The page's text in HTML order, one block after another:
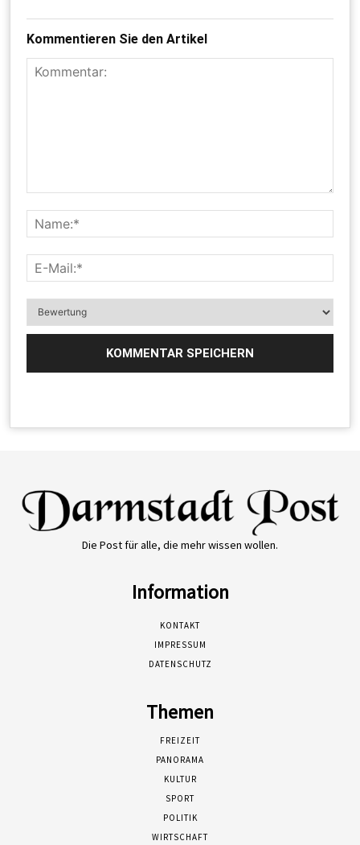
Kommentieren Sie den Artikel
Die Post für alle, die mehr wissen wollen.
Information
KONTAKT
IMPRESSUM
DATENSCHUTZ
Themen
FREIZEIT
PANORAMA
KULTUR
SPORT
POLITIK
WIRTSCHAFT